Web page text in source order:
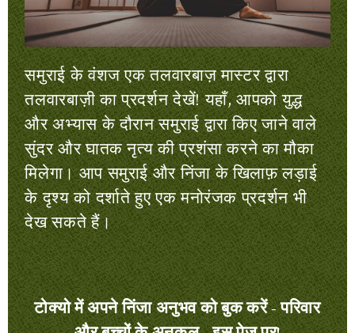
समुराई के वंशज एक तलवारबाज़ मास्टर द्वारा
तलवारबाज़ी का प्रदर्शन देखें! यहाँ, आपको युद्ध
और अभ्यास के दौरान समुराई द्वारा किए जाने वाले
सुंदर और घातक नृत्य की प्रशंसा करने का मौका
मिलेगा। आप समुराई और निंजा के खिलाफ़ लड़ाई
के दृश्य को दर्शाते हुए एक मनोरंजक प्रदर्शन भी
देख सकते हैं।
टोक्यो में अपने निंजा अनुभव को बुक करें - परिवार